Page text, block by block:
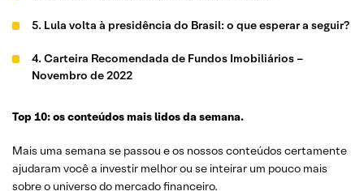
5. Lula volta à presidência do Brasil: o que esperar a seguir?
4. Carteira Recomendada de Fundos Imobiliários –
Novembro de 2022
3. Top Dividendos XP – Novembro 2022
quase de 15% hoje (9/nov)
Top 10: os conteúdos mais lidos da semana.
Mais uma semana se passou e os nossos conteúdos certamente
ajudaram você a investir melhor ou se inteirar um pouco mais
sobre o universo do mercado financeiro.